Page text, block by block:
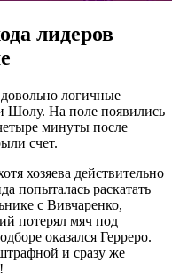
лидеров
логичные
Шолу. На поле появились
минуты после
счет.
хозяева действительно
попыталась раскатать
с Вивчаренко,
потерял мяч под
оказался Герреро.
и сразу же